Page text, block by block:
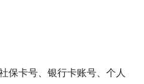
保卡号、银行卡账号、个人